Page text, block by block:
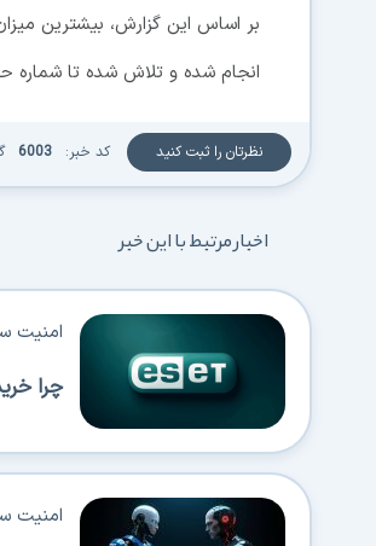
بر اساس این گزارش، بیشترین
انجام شده و تلاش شده تا شماره
نظرتان را ثبت کنید کد خبر: 6003
اخبار مرتبط با این خبر
چرا خرید نود 32 اورجینال ضروری است؟
امنیت
امنیت